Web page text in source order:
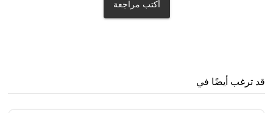
أكتب مراجعة
قد ترغب أيضًا في